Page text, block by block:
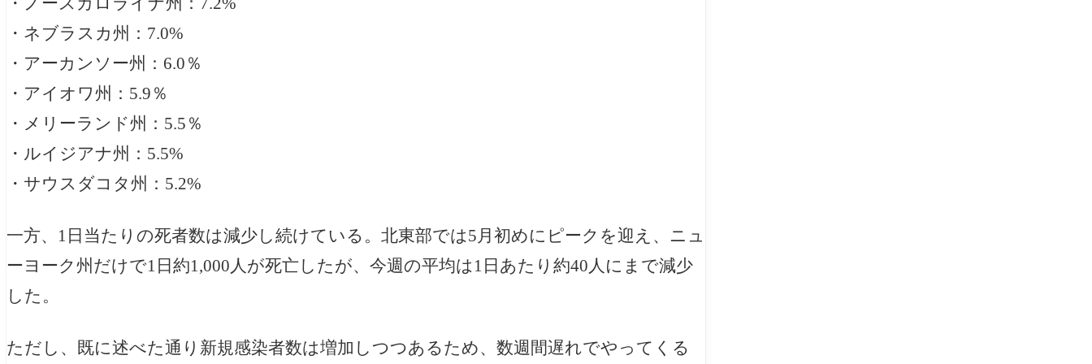
・ネブラスカ州：7.0%
・アーカンソー州：6.0％
・アイオワ州：5.9％
・メリーランド州：5.5％
・ルイジアナ州：5.5%
・サウスダコタ州：5.2%
一方、1日当たりの死者数は減少し続けている。北東部では5月初めにピークを迎え、ニュ
ーヨーク州だけで1日約1,000人が死亡したが、今週の平均は1日あたり約40人にまで減少
した。
ただし、既に述べた通り新規感染者数は増加しつつあるため、数週間遅れでやってくる